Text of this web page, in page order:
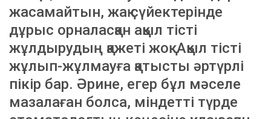
жасамайтын, жақ сүйектерінде
дұрыс орналасқан ақыл тісті
жұлдырудың қажеті жоқ. Ақыл тісті
жұлып-жұлмауға қатысты әртүрлі
пікір бар. Әрине, егер бұл мәселе
мазалаған болса, міндетті түрде